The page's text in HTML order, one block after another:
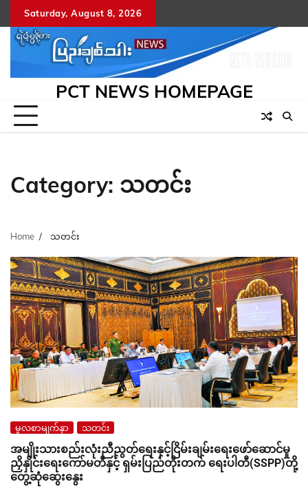
to
content
Saturday, August 8, 2026
PCT NEWS HOMEPAGE
Category: သတင်း
Home သတင်း
မူလစာမျက်နှာ သတင်း
အမျိုးသားစည်းလုံးညီညွတ်ရေးနှင့်ငြိမ်းချမ်းရေးဖော်ဆောင်မှု
ညှိနှိုင်းရေးကော်မတီနှင့် ရှမ်းပြည်တိုးတက် ရေးပါတီ(SSPP)တို့
တွေ့ဆုံဆွေးနွေး